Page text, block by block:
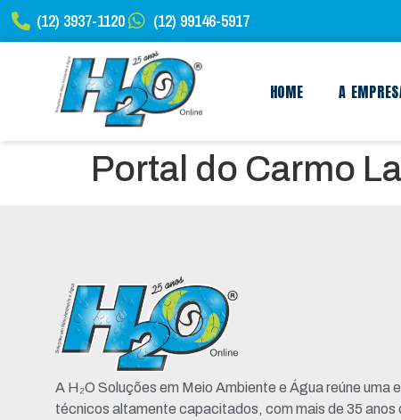
(12) 3937-1120 (12) 99146-5917
HOME A
Portal do Carmo
A H₂O Soluções em Meio Ambiente e Água reúne uma
técnicos altamente capacitados, com mais de 35 anos